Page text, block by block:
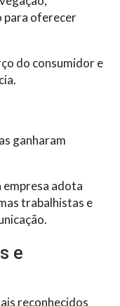
para oferecer
do consumidor e
ganharam
empresa adota
trabalhistas e
e
reconhecidos